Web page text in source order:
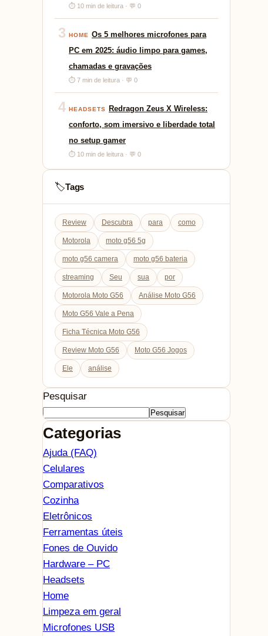
⏱ 10 min de leitura · 💬 0
3 HOME
Os 5 melhores microfones para
PC em 2025: áudio limpo para games,
chamadas e gravações
⏱ 7 min de leitura · 💬 0
4 HEADSETS
Redragon Zeus X Wireless:
conforto, som imersivo e liberdade total
no setup gamer
⏱ 10 min de leitura · 💬 0
🏷️Tags
Review Descubra para como
Motorola moto g56 5g
moto g56 camera moto g56 bateria
streaming Seu sua por
Motorola Moto G56 Análise Moto G56
Moto G56 Vale a Pena
Ficha Técnica Moto G56
Review Moto G56 Moto G56 Jogos
Ele análise
Pesquisar
Pesquisar
Categorias
Ajuda (FAQ)
Celulares
Comparativos
Cozinha
Eletrônicos
Ferramentas úteis
Fones de Ouvido
Hardware – PC
Headsets
Home
Limpeza em geral
Microfones USB